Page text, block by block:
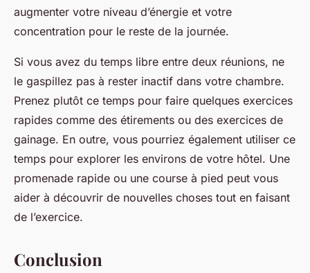
augmenter votre niveau d’énergie et votre
concentration pour le reste de la journée.
Si vous avez du temps libre entre deux réunions, ne
le gaspillez pas à rester inactif dans votre chambre.
Prenez plutôt ce temps pour faire quelques exercices
rapides comme des étirements ou des exercices de
gainage. En outre, vous pourriez également utiliser ce
temps pour explorer les environs de votre hôtel. Une
promenade rapide ou une course à pied peut vous
aider à découvrir de nouvelles choses tout en faisant
de l’exercice.
Conclusion